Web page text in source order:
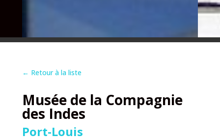
← Retour à la liste
Musée de la Compagnie
des Indes
Port-Louis